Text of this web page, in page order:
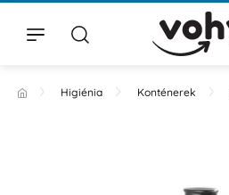
Higiénia Konténerek